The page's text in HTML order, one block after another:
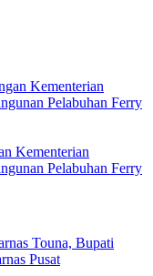
Kementerian
Pelabuhan Ferry
Touna, Bupati
Pusat